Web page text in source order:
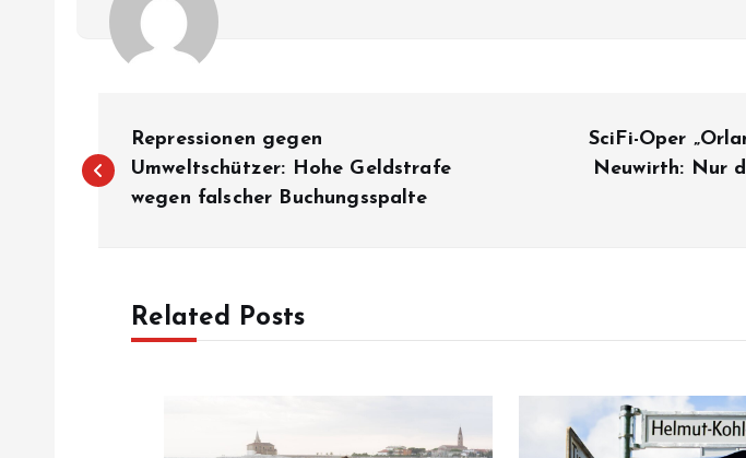
o
Repressionen gegen
Umweltschützer: Hohe Geldstrafe
wegen falscher Buchungsspalte
SciFi-Oper
Neuwirth: Nur
Related Posts